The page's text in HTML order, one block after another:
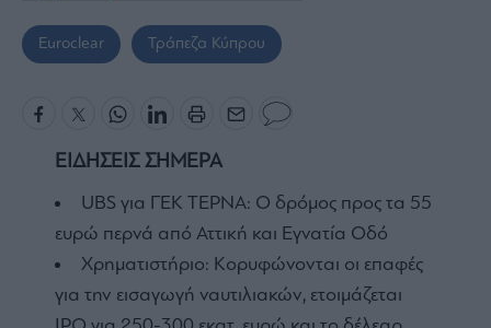
Euroclear Τράπεζα Κύπρου
ΕΙΔΗΣΕΙΣ ΣΗΜΕΡΑ
UBS για ΓΕΚ ΤΕΡΝΑ: Ο δρόμος προς τα 55
ευρώ περνά από Αττική και Εγνατία Οδό
Χρηματιστήριο: Κορυφώνονται οι επαφές
για την εισαγωγή ναυτιλιακών, ετοιμάζεται